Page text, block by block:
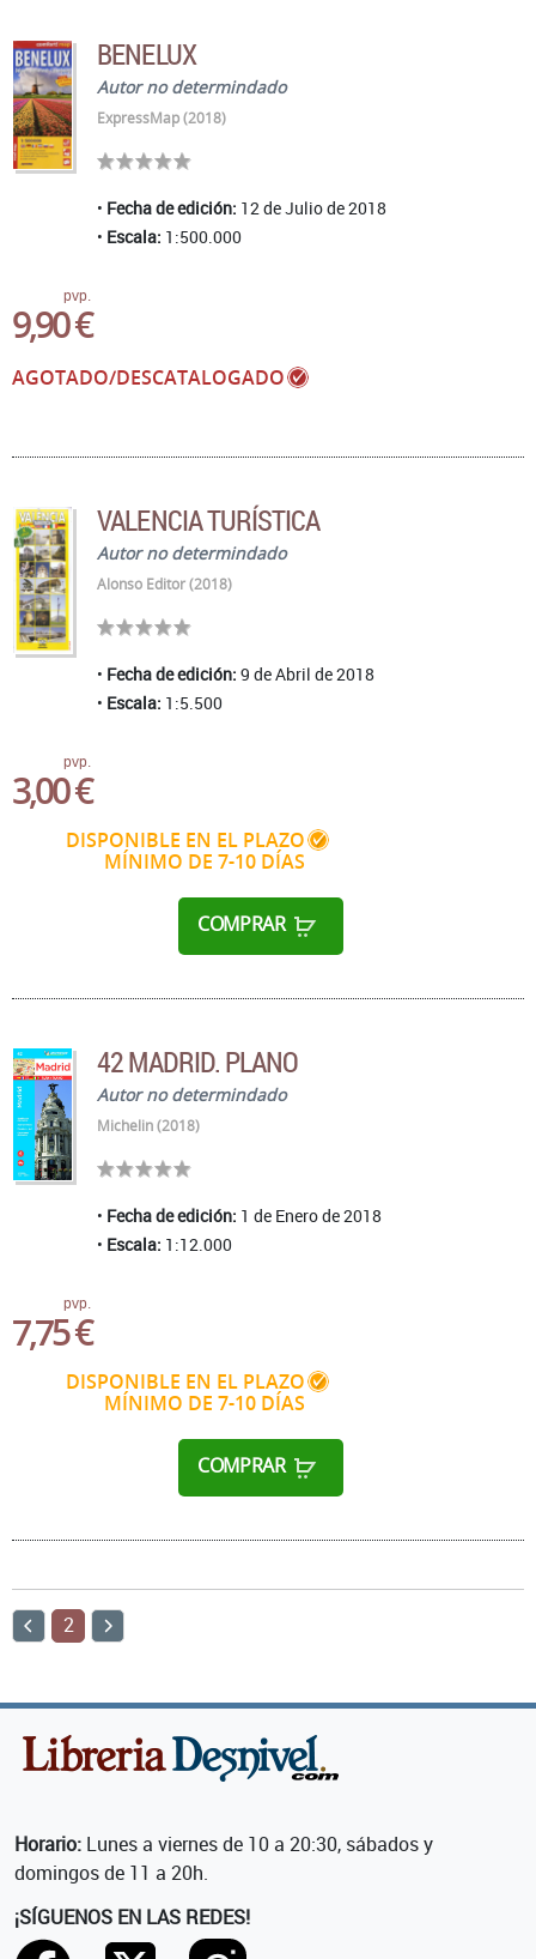
BENELUX
Autor no determindado
ExpressMap (2018)
Fecha de edición: 12 de Julio de 2018
Escala: 1:500.000
pvp.
9,90 €
AGOTADO/DESCATALOGADO
VALENCIA TURÍSTICA
Autor no determindado
Alonso Editor (2018)
Fecha de edición: 9 de Abril de 2018
Escala: 1:5.500
pvp.
3,00 €
DISPONIBLE EN EL PLAZO
MÍNIMO DE 7-10 DÍAS
COMPRAR
42 MADRID. PLANO
Autor no determindado
Michelin (2018)
Fecha de edición: 1 de Enero de 2018
Escala: 1:12.000
pvp.
7,75 €
DISPONIBLE EN EL PLAZO
MÍNIMO DE 7-10 DÍAS
COMPRAR
2
Horario: Lunes a viernes de 10 a 20:30, sábados y
domingos de 11 a 20h.
¡SÍGUENOS EN LAS REDES!